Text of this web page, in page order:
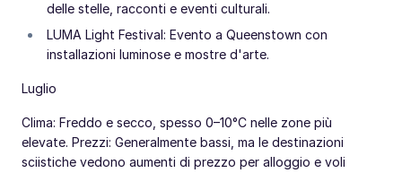
delle stelle, racconti e eventi culturali.
LUMA Light Festival: Evento a Queenstown con
installazioni luminose e mostre d'arte.
Luglio
Clima: Freddo e secco, spesso 0–10°C nelle zone più
elevate. Prezzi: Generalmente bassi, ma le destinazioni
sciistiche vedono aumenti di prezzo per alloggio e voli